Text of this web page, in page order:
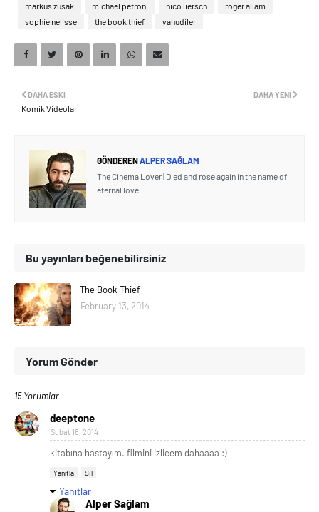
markus zusak
michael petroni nico liersch
roger allam
sophie nelisse
the book thief yahudiler
DAHA YENI
DAHA ESKI
Komik Videolar
GÖNDERENALPER SAĞLAM
The Cinema Lover | Died and rose again in the name of
eternal love.
Bu yayınları beğenebilirsiniz
The Book Thief
February 13, 2014
Yorum Gönder
15 Yorumlar
deeptone
Şubat 16, 2014
kitabına hastayım. filmini izlicem dahaaaa :)
Yanıtla Sil
Yanıtlar
Alper Sağlam